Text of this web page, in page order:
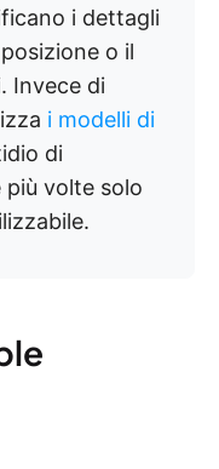
i dettagli
o il
Invece di
i modelli di
di
volte solo